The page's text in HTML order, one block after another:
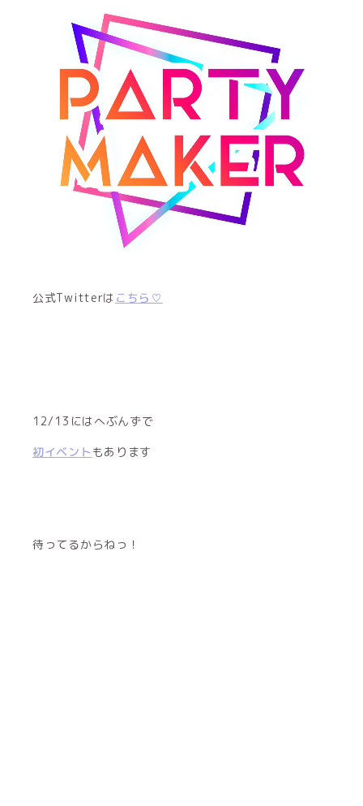
公式Twitterは こちら♡
12/13にはへぶんずで
初イベントもあります
待ってるからねっ！